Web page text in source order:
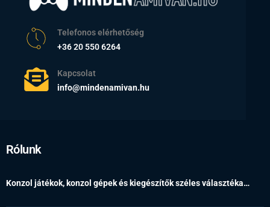
Telefonos elérhetőség
+36 20 550 6264
Kapcsolat
info@mindenamivan.hu
Rólunk
Konzol játékok, konzol gépek és kiegészítők széles választéka…